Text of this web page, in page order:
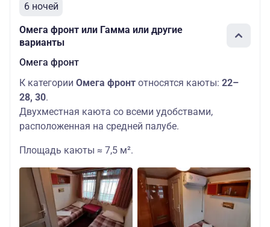
6 ночей
Омега фронт или Гамма или другие
варианты
Омега фронт
К категории Омега фронт относятся каюты: 22–
28, 30.
Двухместная каюта со всеми удобствами,
расположенная на средней палубе.
Площадь каюты ≈ 7,5 м².